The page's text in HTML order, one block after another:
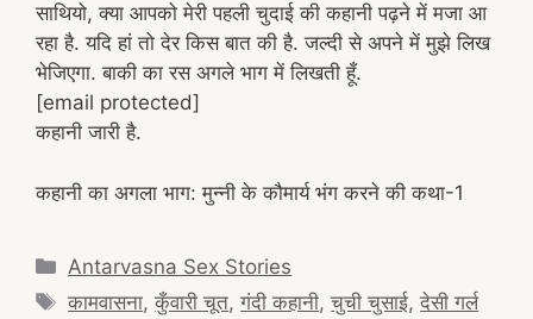
साथियो, क्या आपको मेरी पहली चुदाई की कहानी पढ़ने में मजा आ
रहा है. यदि हां तो देर किस बात की है. जल्दी से अपने में मुझे लिख
भेजिएगा. बाकी का रस अगले भाग में लिखती हूँ.
[email protected]
कहानी जारी है.
कहानी का अगला भाग: मुन्नी के कौमार्य भंग करने की कथा-1
Categories
Antarvasna Sex Stories
Tags
कामवासना,कुँवारी चूत,गंदी कहानी,चुची चुसाई,देसी गर्ल